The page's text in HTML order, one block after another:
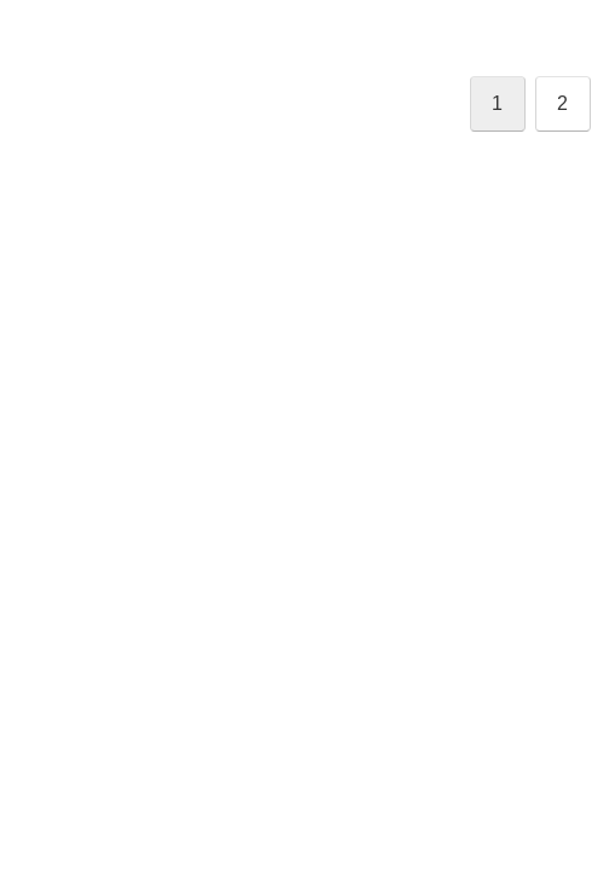
な病気が隠れている場合もあるため、注意
が必要です。東洋医学では、微脈が見られ
な状態へと導くための養生法を検討しま
力が著しく低下するため、いくら食べても
ます。また、水分代謝の異常により、体内
に余分な水分が溜まり、「湿」と呼ばれる
1 2